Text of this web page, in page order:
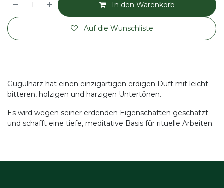
In den Warenkorb
Auf die Wunschliste
Gugulharz hat einen einzigartigen erdigen Duft mit leicht
bitteren, holzigen und harzigen Untertönen.
Es wird wegen seiner erdenden Eigenschaften geschätzt
und schafft eine tiefe, meditative Basis für rituelle Arbeiten.